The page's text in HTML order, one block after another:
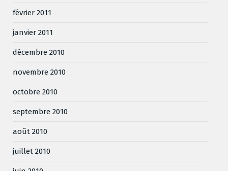
février 2011
janvier 2011
décembre 2010
novembre 2010
octobre 2010
septembre 2010
août 2010
juillet 2010